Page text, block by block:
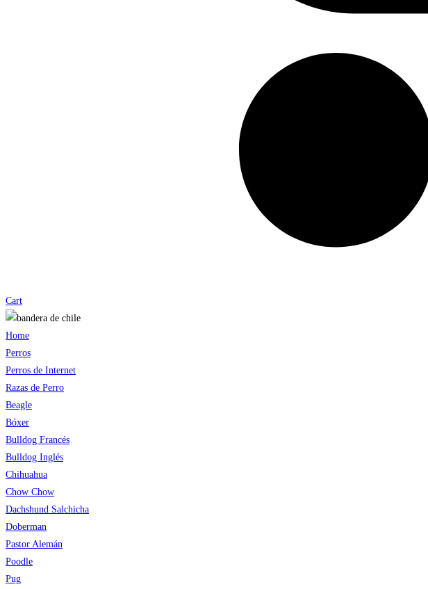
Cart
Home
Perros
Perros de Internet
Razas de Perro
Beagle
Bóxer
Bulldog Francés
Bulldog Inglés
Chihuahua
Chow Chow
Dachshund Salchicha
Doberman
Pastor Alemán
Poodle
Pug